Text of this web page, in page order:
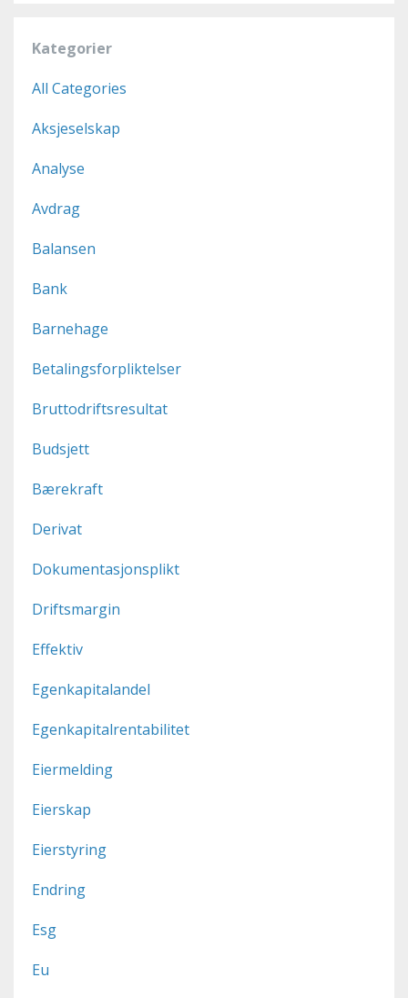
Kategorier
All Categories
Aksjeselskap
Analyse
Avdrag
Balansen
Bank
Barnehage
Betalingsforpliktelser
Bruttodriftsresultat
Budsjett
Bærekraft
Derivat
Dokumentasjonsplikt
Driftsmargin
Effektiv
Egenkapitalandel
Egenkapitalrentabilitet
Eiermelding
Eierskap
Eierstyring
Endring
Esg
Eu